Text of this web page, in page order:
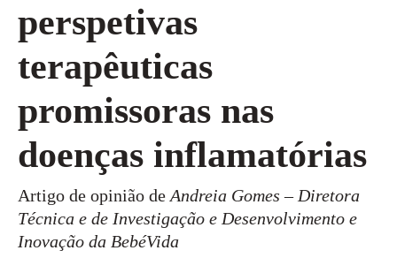
perspetivas
terapêuticas
promissoras nas
doenças inflamatórias
Artigo de opinião de Andreia Gomes – Diretora
Técnica e de Investigação e Desenvolvimento e
Inovação da BebéVida